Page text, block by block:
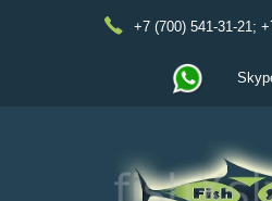
+7 (700) 541-31-21;